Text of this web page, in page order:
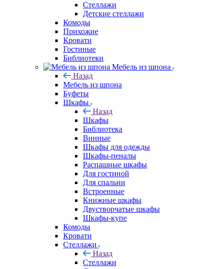
Стеллажи
Детские стеллажи
Комоды
Прихожие
Кровати
Гостиные
Библиотеки
Мебель из шпона
Назад
Мебель из шпона
Буфеты
Шкафы
Назад
Шкафы
Библиотека
Винные
Шкафы для одежды
Шкафы-пеналы
Распашные шкафы
Для гостиной
Для спальни
Встроенные
Книжные шкафы
Двустворчатые шкафы
Шкафы-купе
Комоды
Кровати
Стеллажи
Назад
Стеллажи